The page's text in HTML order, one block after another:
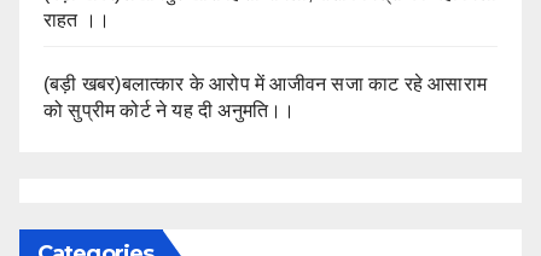
राहत ।।
(बड़ी खबर)बलात्कार के आरोप में आजीवन सजा काट रहे आसाराम
को सुप्रीम कोर्ट ने यह दी अनुमति।।